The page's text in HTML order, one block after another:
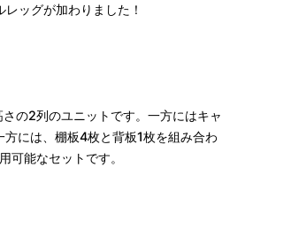
ッグが加わりました！
の2列のユニットです。一方にはキャ
には、棚板4枚と背板1枚を組み合わ
可能なセットです。